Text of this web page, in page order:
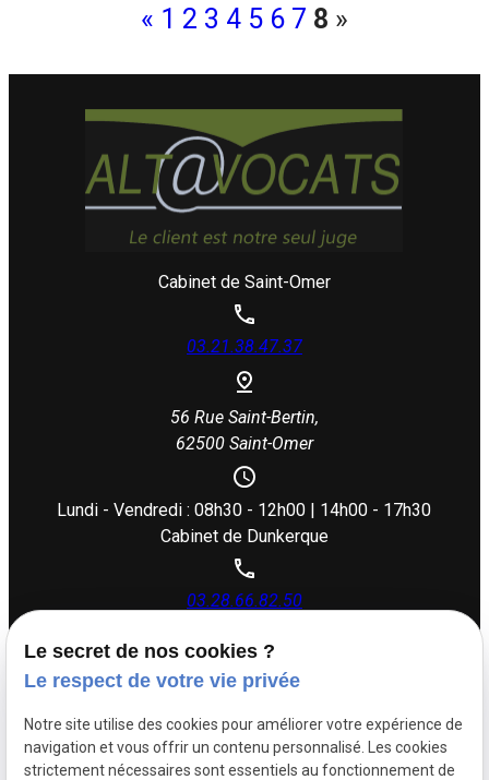
« 1 2 3 4 5 6 7 8 »
Cabinet de Saint-Omer
03.21.38.47.37
56 Rue Saint-Bertin,
62500 Saint-Omer
Lundi - Vendredi : 08h30 - 12h00 | 14h00 - 17h30
Cabinet de Dunkerque
03.28.66.82.50
26 rue Dupouy,
59140 Dunkerque
Lundi - Vendredi : 08h30 - 12h00 | 14h00 - 17h30
Le secret de nos cookies ?
Le respect de votre vie privée
Notre site utilise des cookies pour améliorer votre expérience de
navigation et vous offrir un contenu personnalisé. Les cookies
strictement nécessaires sont essentiels au fonctionnement de